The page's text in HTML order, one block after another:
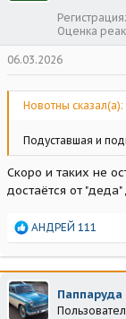
Регистрация
Оценка
06.03.2026
Новотны сказал(а):
Подуставшая и
Скоро и таких не
достаётся от
Р
а
к
ц
и
и
АНДРЕЙ 111
Паппаруда